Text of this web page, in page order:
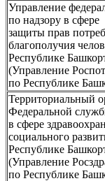
Управление
по надзору в сфере
защиты прав
благополучия
Республике
(Управление
по Республике
Территориальный
Федеральной
в сфере
социального
Республике
(Управление
по Республике